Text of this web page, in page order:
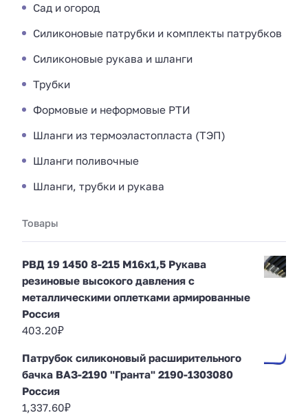
Сад и огород
Силиконовые патрубки и комплекты патрубков
Силиконовые рукава и шланги
Трубки
Формовые и неформовые РТИ
Шланги из термоэластопласта (ТЭП)
Шланги поливочные
Шланги, трубки и рукава
Товары
РВД 19 1450 8-215 М16х1,5 Рукава
резиновые высокого давления с
металлическими оплетками армированные
Россия
403.20₽
Патрубок силиконовый расширительного
бачка ВАЗ-2190 "Гранта" 2190-1303080
Россия
1,337.60₽